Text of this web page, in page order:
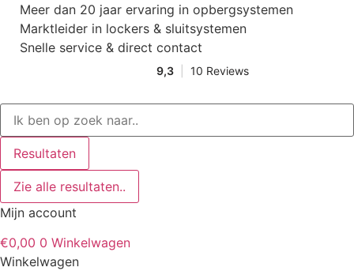
naar
Meer dan 20 jaar ervaring in opbergsystemen
Marktleider in lockers & sluitsystemen
Snelle service & direct contact
Search
Resultaten
Zie alle resultaten..
Mijn account
€0,00 0 Winkelwagen
Winkelwagen